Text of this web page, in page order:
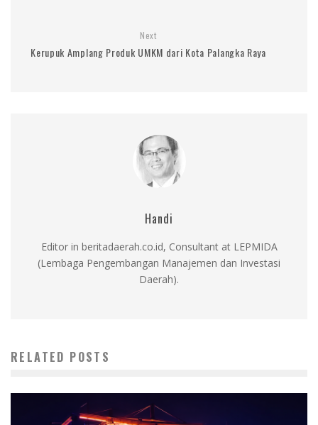
Next
Kerupuk Amplang Produk UMKM dari Kota Palangka Raya
Handi
Editor in beritadaerah.co.id, Consultant at LEPMIDA
(Lembaga Pengembangan Manajemen dan Investasi
Daerah).
RELATED POSTS